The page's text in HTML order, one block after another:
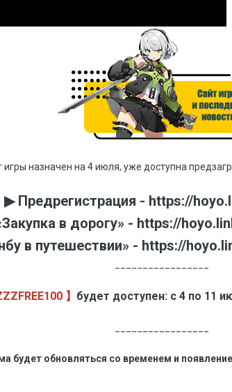
игры назначен на 4 июля, уже доступна
▶︎ Предрегистрация - https://
в дорогу» - https://
в путешествии» - https://
】 будет доступен: с 4 по 11
будет обновляться со временем и